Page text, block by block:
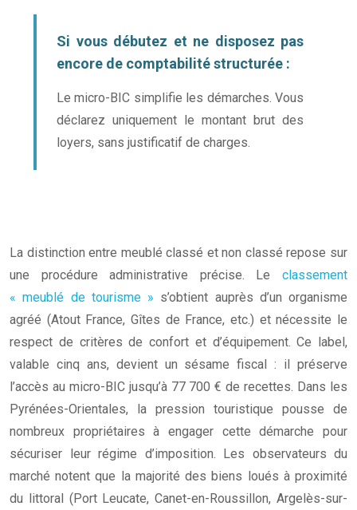
Si vous débutez et ne disposez pas
encore de comptabilité structurée :
Le micro-BIC simplifie les démarches. Vous
déclarez uniquement le montant brut des
loyers, sans justificatif de charges.
La distinction entre meublé classé et non classé repose sur
une procédure administrative précise. Le classement
« meublé de tourisme » s’obtient auprès d’un organisme
agréé (Atout France, Gîtes de France, etc.) et nécessite le
respect de critères de confort et d’équipement. Ce label,
valable cinq ans, devient un sésame fiscal : il préserve
l’accès au micro-BIC jusqu’à 77 700 € de recettes. Dans les
Pyrénées-Orientales, la pression touristique pousse de
nombreux propriétaires à engager cette démarche pour
sécuriser leur régime d’imposition. Les observateurs du
marché notent que la majorité des biens loués à proximité
du littoral (Port Leucate, Canet-en-Roussillon, Argelès-sur-